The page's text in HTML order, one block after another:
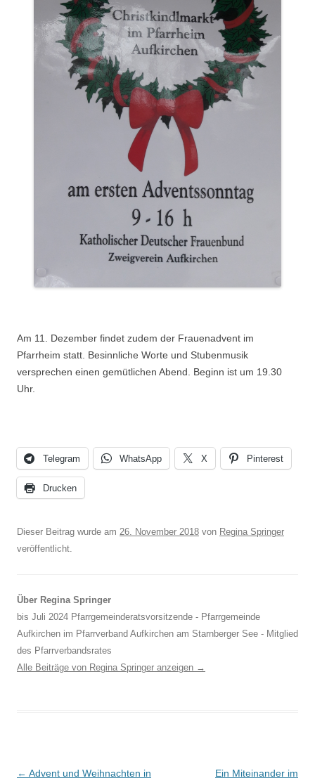
Am 11. Dezember findet zudem der Frauenadvent im
Pfarrheim statt. Besinnliche Worte und Stubenmusik
versprechen einen gemütlichen Abend. Beginn ist um 19.30
Uhr.
Telegram WhatsApp X Pinterest
Drucken
Dieser Beitrag wurde am 26. November 2018 von Regina Springer
veröffentlicht.
Über Regina Springer
bis Juli 2024 Pfarrgemeinderatsvorsitzende - Pfarrgemeinde
Aufkirchen im Pfarrverband Aufkirchen am Starnberger See - Mitglied
des Pfarrverbandsrates
Alle Beiträge von Regina Springer anzeigen →
Beitragsnavigation
← Advent und Weihnachten in
Ein Miteinander im